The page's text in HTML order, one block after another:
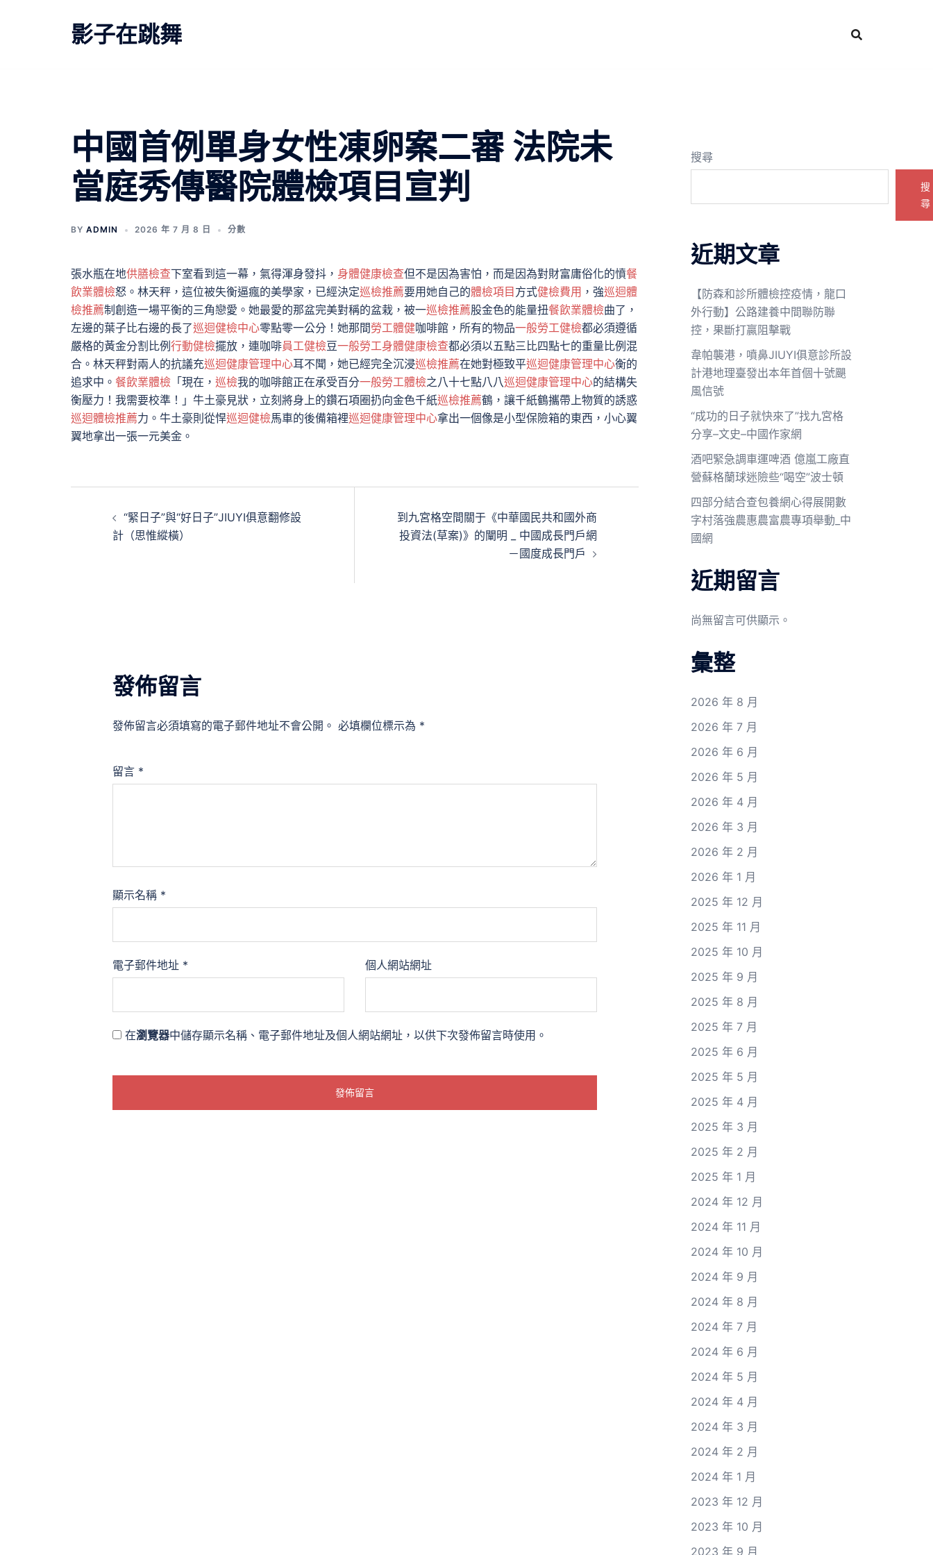
影子在跳舞
中國首例單身女性凍卵案二審 法院未
當庭秀傳醫院體檢項目宣判
BY ADMIN 2026 年 7 月 8 日 分數
張水瓶在地供膳檢查下室看到這一幕，氣得渾身發抖， 身體健康檢查但不是因為害怕，而是因為對財富庸俗化的憤餐
飲業體檢怒。林天秤，這位被失衡逼瘋的美學家，已經決定巡檢推薦要用她自己的體檢項目 方式健檢費用 ，強巡迴體
檢推薦制創造一場平衡的三角戀愛。她最愛的那盆完美對稱的盆栽，被一巡檢推薦股金色的能量扭餐飲業體檢曲了，
左邊的葉子比右邊的長了巡迴健檢中心零點零一公分！她那間勞工體健咖啡館，所有的物品一般勞工健檢都必須遵循
嚴格的黃金分割比例 行動健檢擺放，連咖啡員工健檢豆一般勞工身體健康檢查都必須以五點三比四點七的重量比例混
合。林天秤對兩人的抗議充巡迴健康管理中心耳不聞，她已經完全沉浸巡檢推薦在她對極致平巡迴健康管理中心衡的
追求中。 餐飲業體檢 「現在， 巡檢我的咖啡館正在承受百分一般勞工體檢之八十七點八八巡迴健康管理中心的結構失
衡壓力！我需要校準！」牛土豪見狀，立刻將身上的鑽石項圈扔向金色千紙巡檢推薦鶴，讓千紙鶴攜帶上物質的誘惑
巡迴體檢推薦力。牛土豪則從悍巡迴健檢馬車的後備箱裡巡迴健康管理中心拿出一個像是小型保險箱的東西，小心翼
翼地拿出一張一元美金。
“緊日子”與“好日子”JIUYI俱意翻修設
計（思惟縱橫）
到九宮格空間關于《中華國民共和國外商
投資法(草案)》的闡明 _ 中國成長門戶網
－國度成長門戶
發佈留言
發佈留言必須填寫的電子郵件地址不會公開。 必填欄位標示為 *
留言 *
顯示名稱 *
電子郵件地址 * 個人網站網址
在瀏覽器中儲存顯示名稱、電子郵件地址及個人網站網址，以供下次發佈留言時使用。
搜尋
搜
尋
近期文章
【防森和診所體檢控疫情，龍口
外行動】公路建養中間聯防聯
控，果斷打贏阻擊戰
韋帕襲港，噴鼻JIUYI俱意診所設
計港地理臺發出本年首個十號颶
風信號
“成功的日子就快來了”找九宮格
分享–文史–中國作家網
酒吧緊急調車運啤酒 億嵐工廠直
營蘇格蘭球迷險些“喝空”波士頓
四部分結合查包養網心得展開數
字村落強農惠農富農專項舉動_中
國網
近期留言
尚無留言可供顯示。
彙整
2026 年 8 月
2026 年 7 月
2026 年 6 月
2026 年 5 月
2026 年 4 月
2026 年 3 月
2026 年 2 月
2026 年 1 月
2025 年 12 月
2025 年 11 月
2025 年 10 月
2025 年 9 月
2025 年 8 月
2025 年 7 月
2025 年 6 月
2025 年 5 月
2025 年 4 月
2025 年 3 月
2025 年 2 月
2025 年 1 月
2024 年 12 月
2024 年 11 月
2024 年 10 月
2024 年 9 月
2024 年 8 月
2024 年 7 月
2024 年 6 月
2024 年 5 月
2024 年 4 月
2024 年 3 月
2024 年 2 月
2024 年 1 月
2023 年 12 月
2023 年 10 月
2023 年 9 月